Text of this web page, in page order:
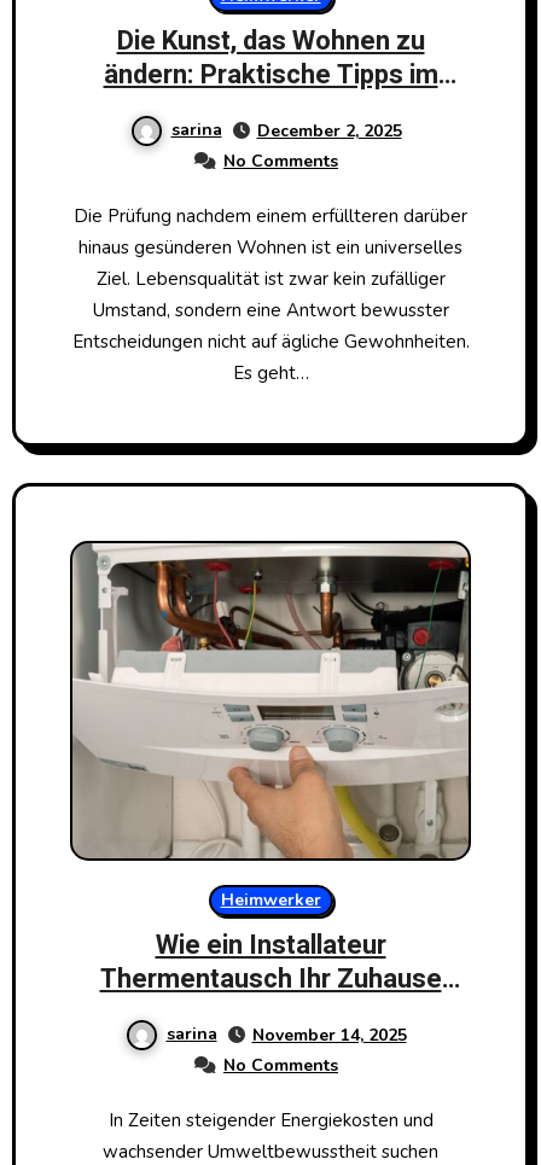
Die Kunst, das Wohnen zu
ändern: Praktische Tipps im
Kontext Etliche Wohlbefinden
sarina
December 2, 2025
No Comments
Die Prüfung nachdem einem erfüllteren darüber
hinaus gesünderen Wohnen ist ein universelles
Ziel. Lebensqualität ist zwar kein zufälliger
Umstand, sondern eine Antwort bewusster
Entscheidungen nicht auf ägliche Gewohnheiten.
Es geht…
Heimwerker
Wie ein Installateur
Thermentausch Ihr Zuhause
sarina
November 14, 2025
No Comments
In Zeiten steigender Energiekosten und
wachsender Umweltbewusstheit suchen